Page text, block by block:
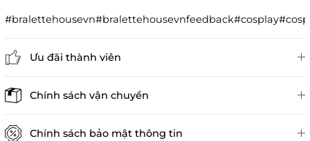
Ưu đãi thành viên
Chính sách vận chuyển
Chính sách bảo mật thông tin